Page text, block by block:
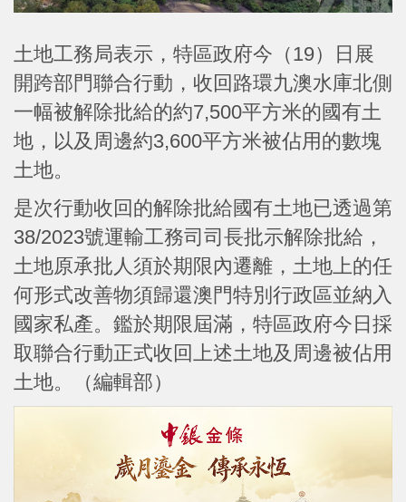
土地工務局表示，特區政府今（19）日展
開跨部門聯合行動，收回路環九澳水庫北側
一幅被解除批給的約7,500平方米的國有土
地，以及周邊約3,600平方米被佔用的數塊
土地。
是次行動收回的解除批給國有土地已透過第
38/2023號運輸工務司司長批示解除批給，
土地原承批人須於期限內遷離，土地上的任
何形式改善物須歸還澳門特別行政區並納入
國家私產。鑑於期限屆滿，特區政府今日採
取聯合行動正式收回上述土地及周邊被佔用
土地。（編輯部）